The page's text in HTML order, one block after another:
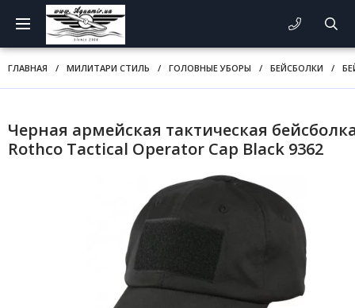
ГЛАВНАЯ / МИЛИТАРИ СТИЛЬ / ГОЛОВНЫЕ УБОРЫ / БЕЙСБОЛКИ /
Черная армейская тактическая
Rothco Tactical Operator Cap Black 9362